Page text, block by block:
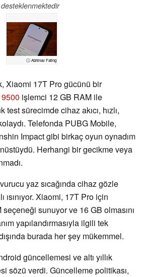
desteklenmektedir
ⓘ Abhinav Fating
Xiaomi 17T Pro gücünü bir
işlemci 12 GB RAM ile
sürecimde cihaz akıcı, hızlı,
Telefonda PUBG Mobile,
Impact gibi birkaç oyun oynadım
Herhangi bir gecikme veya
yaz sıcağında cihaz gözle
ısınıyor. Xiaomi, 17T Pro için
sunuyor ve 16 GB olmasını
yapılandırmasıyla ilgili tek
burada her şey mükemmel.
güncellemesi ve altı yıllık
sözü verdi. Güncelleme politikası,